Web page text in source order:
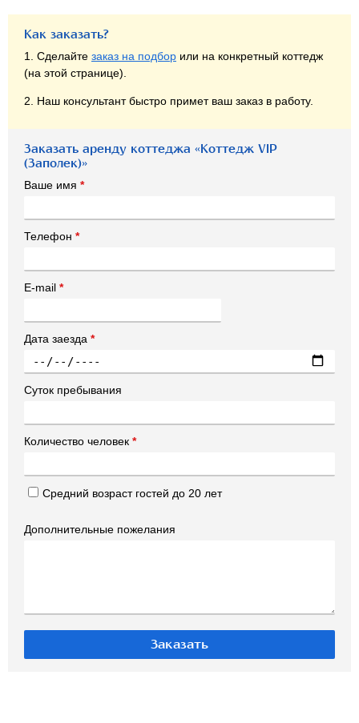
Как заказать?
1. Сделайте заказ на подбор или на конкретный коттедж
(на этой странице).
2. Наш консультант быстро примет ваш заказ в работу.
Заказать аренду коттеджа «Коттедж VIP
(Заполек)»
Ваше имя *
Телефон *
E-mail *
Дата заезда *
Суток пребывания
Количество человек *
Средний возраст гостей до 20 лет
Дополнительные пожелания